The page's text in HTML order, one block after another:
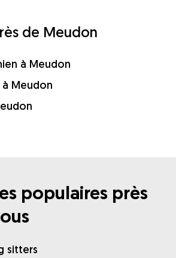
de Meudon
à Meudon
Meudon
populaires près
sitters